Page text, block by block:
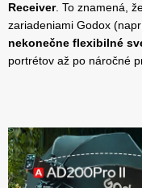
Receiver. To znamená,
zariadeniami Godox
nekonečne flexibilné
portrétov až po náročné